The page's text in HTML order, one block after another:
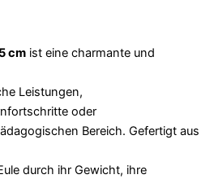
cm ist eine charmante und
Leistungen,
oder
Bereich. Gefertigt aus
durch ihr Gewicht, ihre